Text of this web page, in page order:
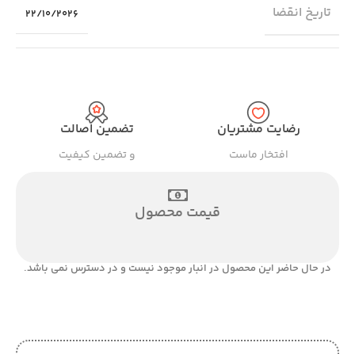
تاریخ انقضا 22/10/2026
رضایت مشتریان
افتخار ماست
تضمین اصالت
و تضمین کیفیت
قیمت محصول
در حال حاضر این محصول در انبار موجود نیست و در دسترس نمی باشد.